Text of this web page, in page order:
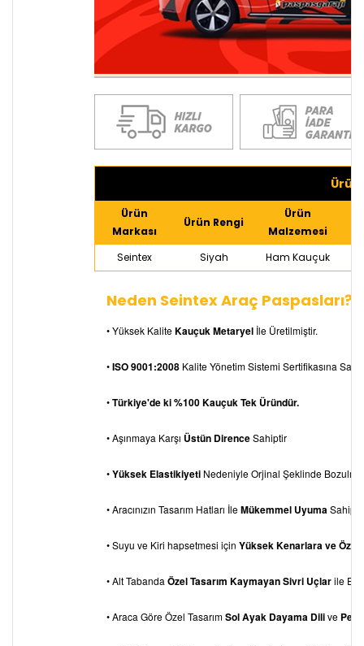
Ürün
Markası
Ürün Rengi
Ürün
Malzemesi
Seintex Siyah Ham Kauçuk
Neden Seintex Araç Paspasları?
• Yüksek KaliteKauçuk Metaryel İle Üretilmiştir.
•ISO 9001:2008 Kalite Yönetim Sistemi Sertifikasına
•Türkiye'de ki %100 Kauçuk Tek Üründür.
• Aşınmaya Karşı Üstün DirenceSahiptir
•Yüksek Elastikiyeti Nedeniyle Orjinal Şeklinde
• Aracınızın Tasarım Hatları İleMükemmel UyumaSahiptir
• Suyu ve Kiri hapsetmesi için Yüksek Kenarlara ve Özel
• Alt Tabanda Özel Tasarım Kaymayan Sivri Uçlarile
• Araca Göre Özel TasarımSol Ayak Dayama Dilive